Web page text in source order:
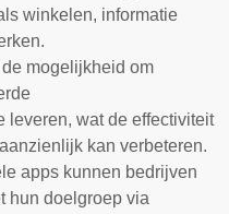
winkelen, informatie
mogelijkheid om
leveren, wat de effectiviteit
kan verbeteren.
apps kunnen bedrijven
hun doelgroep via